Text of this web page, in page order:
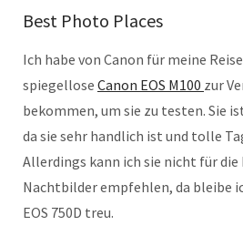
Best Photo Places
Ich habe von Canon für meine
spiegellose Canon EOS M100 zur
bekommen, um sie zu testen. Sie
da sie sehr handlich ist und tolle
Allerdings kann ich sie nicht für die
Nachtbilder empfehlen, da bleibe
EOS 750D treu.